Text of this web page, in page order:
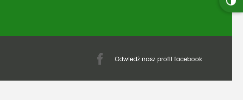
Odwiedź nasz profil facebook